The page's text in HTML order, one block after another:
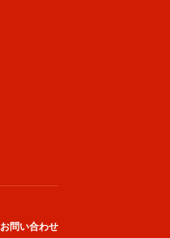
お問い合わせ